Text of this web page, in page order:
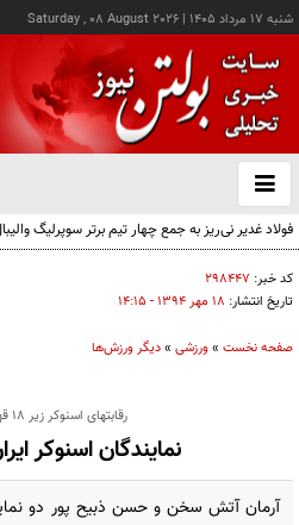
شنبه ۱۷ مرداد ۱۴۰۵ |
Saturday , 08 August 2026
باز
و
فولاد غدیر نی‌ریز به جمع چهار تیم برتر سوپرلیگ
کد خبر: ۲۹۸۴۴۷
تاریخ انتشار: ۱۸ مهر ۱۳۹۴ - ۱۴:۱۵
صفحه نخست »ورزشی »دیگر ورزش‌ها
رقابتهای اسنوکر زیر ۱۸ قهرمانی جهان
نمایندگان اسنوکر
آرمان آتش سخن و حسن ذبیح پور دو